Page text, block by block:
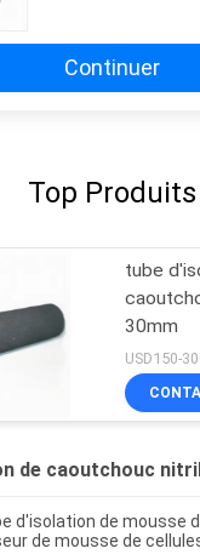
Continuer
Top Produits
tube
30mm
USD150-
de caoutchouc
d'isolation de mousse
de mousse de